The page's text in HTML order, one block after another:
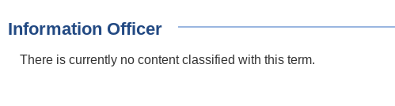
Information Officer
There is currently no content classified with this term.